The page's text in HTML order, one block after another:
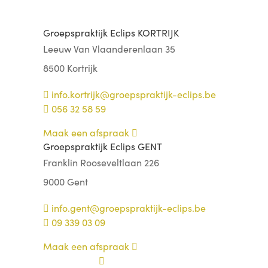
Groepspraktijk Eclips KORTRIJK
Leeuw Van Vlaanderenlaan 35
8500 Kortrijk
info.kortrijk@groepspraktijk-eclips.be
056 32 58 59
Maak een afspraak
Groepspraktijk Eclips GENT
Franklin Rooseveltlaan 226
9000 Gent
info.gent@groepspraktijk-eclips.be
09 339 03 09
Maak een afspraak